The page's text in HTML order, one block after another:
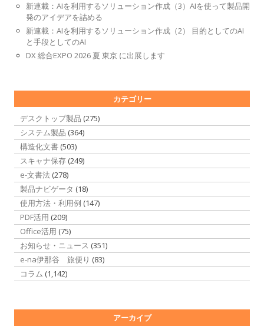
新連載：AIを利用するソリューション作成（3）AIを使って製品開
発のアイデアを詰める
新連載：AIを利用するソリューション作成（2） 目的としてのAI
と手段としてのAI
DX 総合EXPO 2026 夏 東京 に出展します
カテゴリー
デスクトップ製品 (275)
システム製品 (364)
構造化文書 (503)
スキャナ保存 (249)
e-文書法 (278)
製品ナビゲータ (18)
使用方法・利用例 (147)
PDF活用 (209)
Office活用 (75)
お知らせ・ニュース (351)
e-na伊那谷 旅便り (83)
コラム (1,142)
アーカイブ